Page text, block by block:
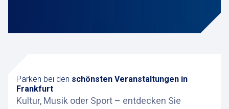
Parken bei den schönsten Veranstaltungen in
Frankfurt
Kultur, Musik oder Sport – entdecken Sie